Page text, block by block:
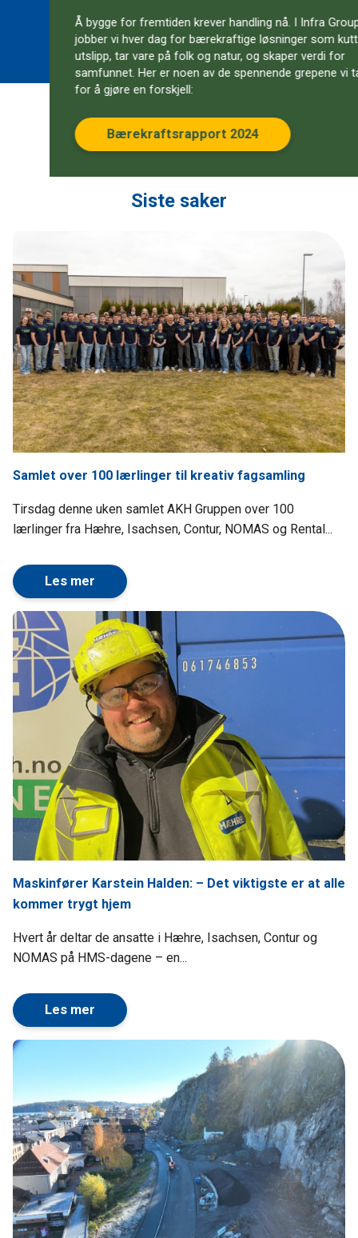
Å bygge for fremtiden krever handling nå. I Infra Group
jobber vi hver dag for bærekraftige løsninger som kutter
utslipp, tar vare på folk og natur, og skaper verdi for
samfunnet. Her er noen av de spennende grepene vi tar
for å gjøre en forskjell:
Bærekraftsrapport 2024
Siste saker
Samlet over 100 lærlinger til kreativ fagsamling
Tirsdag denne uken samlet AKH Gruppen over 100
lærlinger fra Hæhre, Isachsen, Contur, NOMAS og Rental...
Les mer
Maskinfører Karstein Halden: – Det viktigste er at alle
kommer trygt hjem
Hvert år deltar de ansatte i Hæhre, Isachsen, Contur og
NOMAS på HMS-dagene – en...
Les mer